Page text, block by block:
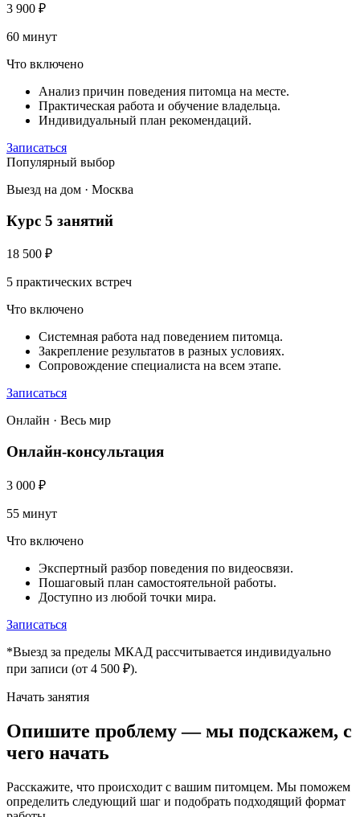
3 900 ₽
60 минут
Что включено
Анализ причин поведения питомца на месте.
Практическая работа и обучение владельца.
Индивидуальный план рекомендаций.
Записаться
Популярный выбор
Выезд на дом · Москва
Курс 5 занятий
18 500 ₽
5 практических встреч
Что включено
Системная работа над поведением питомца.
Закрепление результатов в разных условиях.
Сопровождение специалиста на всем этапе.
Записаться
Онлайн · Весь мир
Онлайн-консультация
3 000 ₽
55 минут
Что включено
Экспертный разбор поведения по видеосвязи.
Пошаговый план самостоятельной работы.
Доступно из любой точки мира.
Записаться
*Выезд за пределы МКАД рассчитывается индивидуально
при записи (от 4 500 ₽).
Начать занятия
Опишите проблему — мы подскажем, с
чего начать
Расскажите, что происходит с вашим питомцем. Мы поможем
определить следующий шаг и подобрать подходящий формат